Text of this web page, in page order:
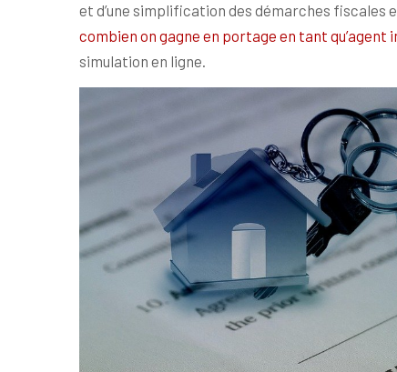
et d’une simplification des démarches
combien on gagne en portage en tant qu’agent
simulation en ligne.